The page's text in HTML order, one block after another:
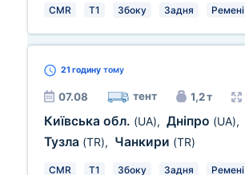
CMR T1 Збоку Задня Ремені
21 годину тому
07.08 тент 1,2 т
Київська обл. (UA), Дніпро (UA),
Тузла (TR), Чанкири (TR)
CMR T1 Збоку Задня Ремені